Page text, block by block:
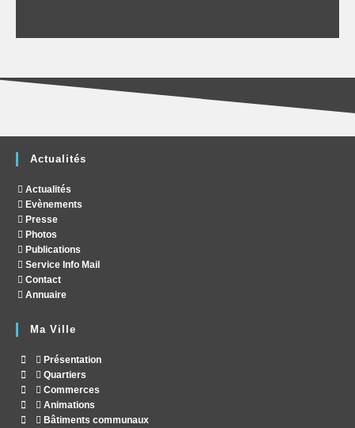
Actualités
Actualités
Evènements
Presse
Photos
Publications
Service Info Mail
Contact
Annuaire
Ma Ville
Présentation
Quartiers
Commerces
Animations
Bâtiments communaux